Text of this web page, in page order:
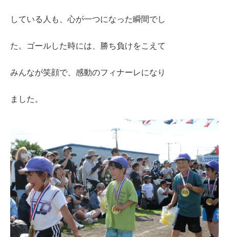
している人も、心が一つになった瞬間でし
た。ゴールした時には、勝ち負けをこえて
みんなが笑顔で、感動のフィナーレになり
ました。